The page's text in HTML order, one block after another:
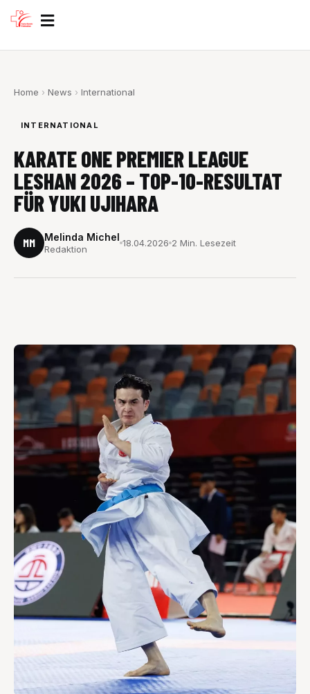
Zum
Inhalt
Home › News › International
INTERNATIONAL
KARATE ONE PREMIER LEAGUE
LESHAN 2026 – TOP-10-RESULTAT
FÜR YUKI UJIHARA
MM Melinda Michel
Redaktion
18.04.2026 2 Min. Lesezeit